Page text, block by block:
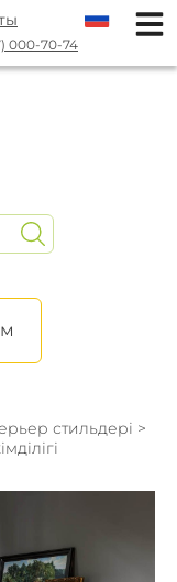
000-70-74
стильдері >